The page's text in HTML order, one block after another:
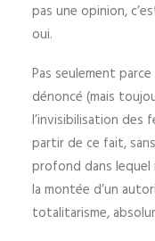
pas une opinion,
oui.
Pas seulement
dénoncé (mais
l’invisibilisation des
partir de ce fait,
profond dans lequel
la montée d’un
totalitarisme,